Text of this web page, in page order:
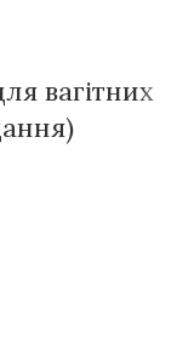
вагітних